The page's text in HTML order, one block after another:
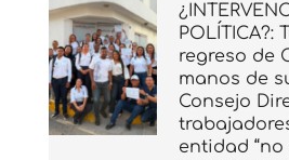
POLÍTICA?:
regreso de
manos de
Consejo
entidad “no